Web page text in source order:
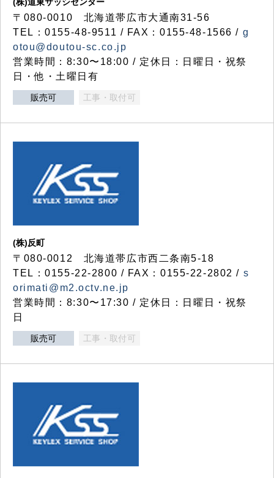
〒080-0010 北海道帯広市大通南31-56
TEL：0155-48-9511 / FAX：0155-48-1566 / g
otou@doutou-sc.co.jp
営業時間：8:30〜18:00 / 定休日：日曜日・祝祭
日・他・土曜日有
販売可 工事・取付可
(株)反町
〒080-0012 北海道帯広市西二条南5-18
TEL：0155-22-2800 / FAX：0155-22-2802 / s
orimati@m2.octv.ne.jp
営業時間：8:30〜17:30 / 定休日：日曜日・祝祭
日
販売可 工事・取付可